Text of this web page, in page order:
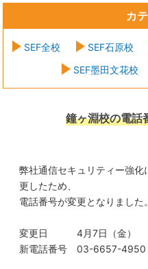
カ
SEF全校 SEF石原校
SEF墨田文花校
鐘ヶ淵校の電話
弊社通信セキュリティー強
更したため、
電話番号が変更となりました。
変更日 4月7日（金）
新電話番号 03-6657-4950